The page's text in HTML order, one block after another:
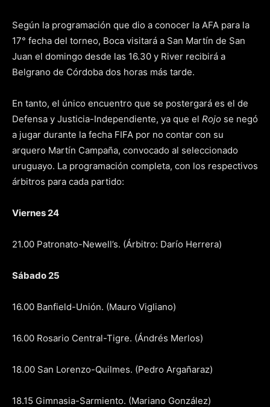
Según la programación que dio a conocer la AFA para la
17° fecha del torneo, Boca visitará a San Martín de San
Juan el domingo desde las 16.30 y River recibirá a
Belgrano de Córdoba dos horas más tarde.
En tanto, el único encuentro que se postergará es el de
Defensa y Justicia-Independiente, ya que el Rojo se negó
a jugar durante la fecha FIFA por no contar con su
arquero Martín Campaña, convocado al seleccionado
uruguayo. La programación completa, con los respectivos
árbitros para cada partido:
Viernes 24
21.00 Patronato-Newell’s. (Árbitro: Darío Herrera)
Sábado 25
16.00 Banfield-Unión. (Mauro Vigliano)
16.00 Rosario Central-Tigre. (Ándrés Merlos)
18.00 San Lorenzo-Quilmes. (Pedro Argañaraz)
18.15 Gimnasia-Sarmiento. (Mariano González)